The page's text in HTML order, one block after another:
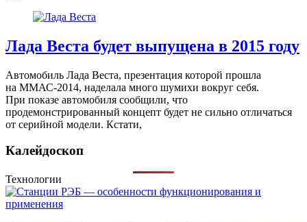
Лада Веста будет выпущена в 2015 году
Автомобиль Лада Веста, презентация которой прошла
на ММАС-2014, наделала много шумихи вокруг себя.
При показе автомобиля сообщили, что
продемонстрированный концепт будет не сильно отличаться
от серийной модели. Кстати,
Калейдоскоп
Технологии